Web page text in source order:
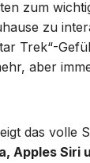
zum
zu
Trek“-
aber
das volle
Apples Siri